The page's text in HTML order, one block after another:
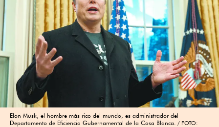
Elon Musk, el hombre más rico del mundo, es administrador del
Departamento de Eficiencia Gubernamental de la Casa Blanca.
FOTO: